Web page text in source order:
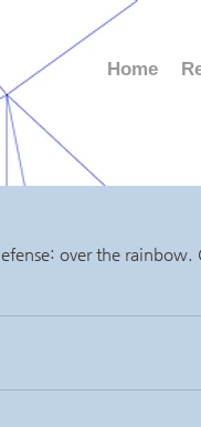
Home
over the rainbow.